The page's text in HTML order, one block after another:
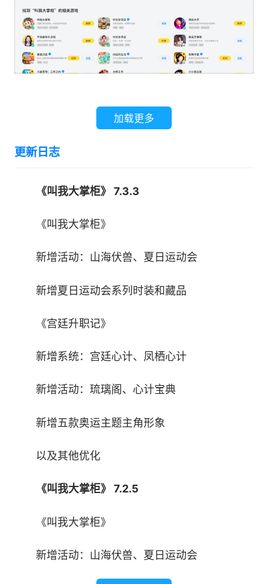
小小的一片城镇逐渐繁盛起来
【招募门客，寻求经营上的好帮手】
他们各个身怀绝技 在不同的行业中发挥长
与性格各异的商人进行一场不一样的经商贸易
超大地图等你来探索!
【城郊游历，偶遇各类随机事件】
路过书院 遇见田诗人诗兴大发 并赠送上一本
加载更多
更新日志
《叫我大掌柜》 7.3.3
《叫我大掌柜》
新增活动：山海伏兽、夏日运动会
新增夏日运动会系列时装和藏品
《宫廷升职记》
新增系统：宫廷心计、凤栖心计
新增活动：琉璃阁、心计宝典
新增五款奥运主题主角形象
以及其他优化
《叫我大掌柜》 7.2.5
《叫我大掌柜》
新增活动：山海伏兽、夏日运动会